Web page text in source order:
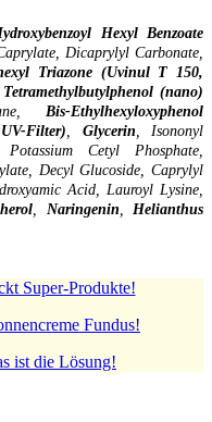
Hexyl Benzoate
Dicaprylyl Carbonate,
Triazone (Uvinul T 150,
(nano)
Bis-Ethylhexyloxyphenol
Filter)
Glycerin , Isononyl
Cetyl Phosphate,
Decyl Glucoside, Caprylyl
Acid, Lauroyl Lysine,
Naringenin
Helianthus
Super-Produkte!
Fundus!
ist die Lösung!